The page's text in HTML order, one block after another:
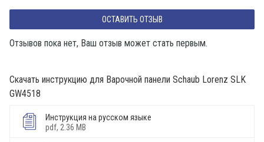
ОСТАВИТЬ ОТЗЫВ
Отзывов пока нет, Ваш отзыв может стать первым.
Скачать инструкцию для Варочной панели Schaub Lorenz SLK
GW4518
Инструкция на русском языке
pdf, 2.36 MB